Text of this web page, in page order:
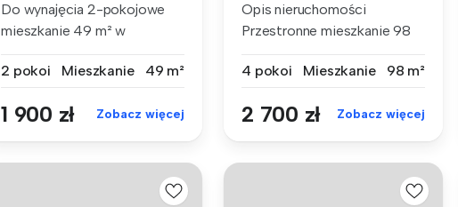
Do wynajęcia 2-pokojowe
mieszkanie 49 m² w
2 pokoi
Mieszkanie 49 m²
1 900 zł Zobacz więcej
Opis nieruchomości
Przestronne mieszkanie 98
4 pokoi
Mieszkanie 98 m²
2 700 zł Zobacz więcej